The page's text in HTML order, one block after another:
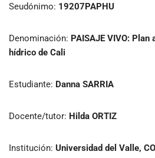
Seudónimo: 19207PAPHU
Denominación: PAISAJE VIVO:
hídrico de Cali
Estudiante: Danna SARRIA
Docente/tutor: Hilda ORTIZ
Institución: Universidad del Valle,